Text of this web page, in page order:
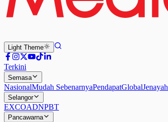
Light Theme
Terkini
Semasa
NasionalMudah SebenarnyaPendapatGlobalJenayah
Selangor
EXCOADNPBT
Pancawarna